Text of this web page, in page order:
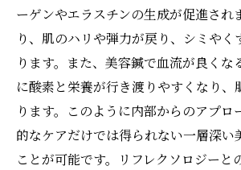
ーゲンやエラスチンの生成が促進され
り、肌のハリや弾力が戻り、シミやく
ります。また、美容鍼で血流が良くな
に酸素と栄養が行き渡りやすくなり、
ります。このように内部からのアプロ
的なケアだけでは得られない一層深い
ことが可能です。リフレクソロジーと